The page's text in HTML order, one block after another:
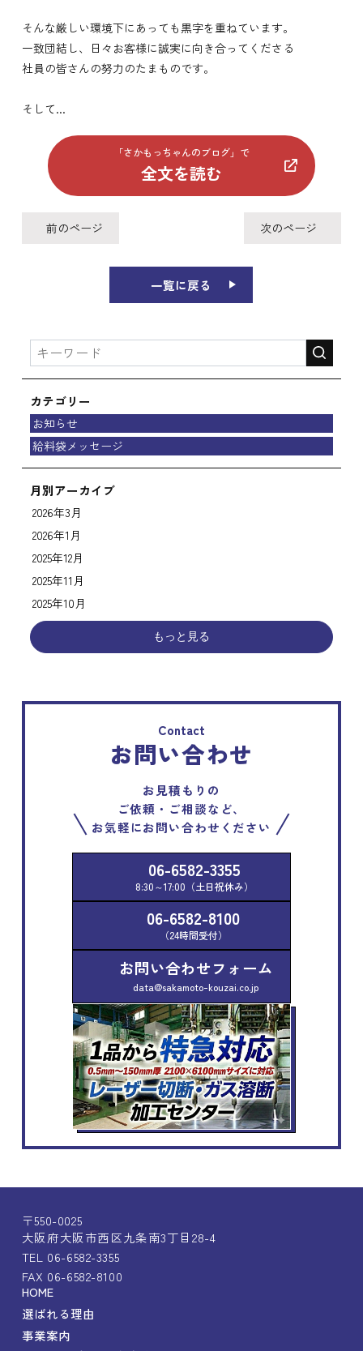
そんな厳しい環境下にあっても黒字を重ねています。
一致団結し、日々お客様に誠実に向き合ってくださる
社員の皆さんの努力のたまものです。
そして...
「さかもっちゃんのブログ」で
全文を読む
前のページ 次のページ
一覧に戻る
カテゴリー
お知らせ
給料袋メッセージ
月別アーカイブ
2026年3月
2026年1月
2025年12月
2025年11月
2025年10月
もっと見る
Contact
お問い合わせ
お見積もりの
ご依頼・ご相談など、
お気軽にお問い合わせください
06-6582-3355
8:30～17:00（土日祝休み）
06-6582-8100
（24時間受付）
お問い合わせフォーム
data@sakamoto-kouzai.co.jp
〒550-0025
大阪府大阪市西区九条南3丁目28-4
TEL 06-6582-3355
FAX 06-6582-8100
HOME
選ばれる理由
事業案内